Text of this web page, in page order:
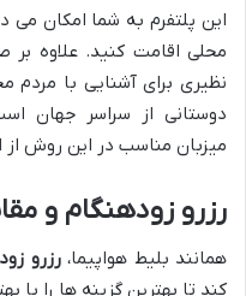
این پلتفرم به شما امکان می
محلی اقامت کنید. علاوه
نظیری برای آشنایی با مردم
دوستانی از سراسر جهان
میزبان مناسب در این روش از
رزرو زودهنگام و
همانند بلیط هواپیما،رزرو
کند تا بهترین گزینه ها را با